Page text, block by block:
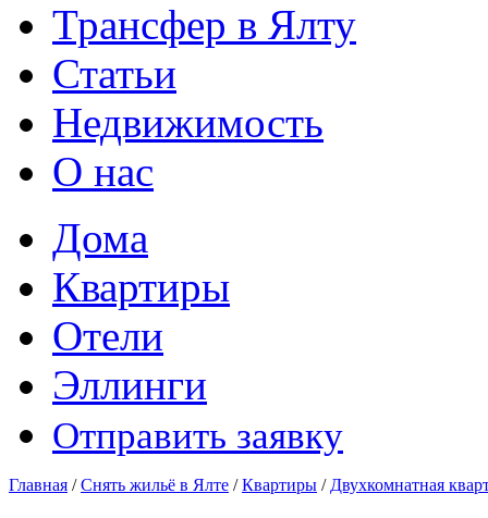
Трансфер в Ялту
Статьи
Недвижимость
О нас
Дома
Квартиры
Отели
Эллинги
Отправить заявку
Главная /Снять жильё в Ялте /Квартиры / Двухкомнатная